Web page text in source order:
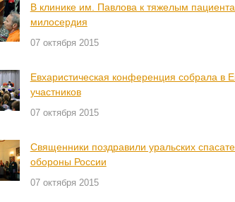
В клинике им. Павлова к тяжелым
милосердия
07 октября 2015
Евхаристическая конференция собрала в
участников
07 октября 2015
Священники поздравили уральских
обороны России
07 октября 2015